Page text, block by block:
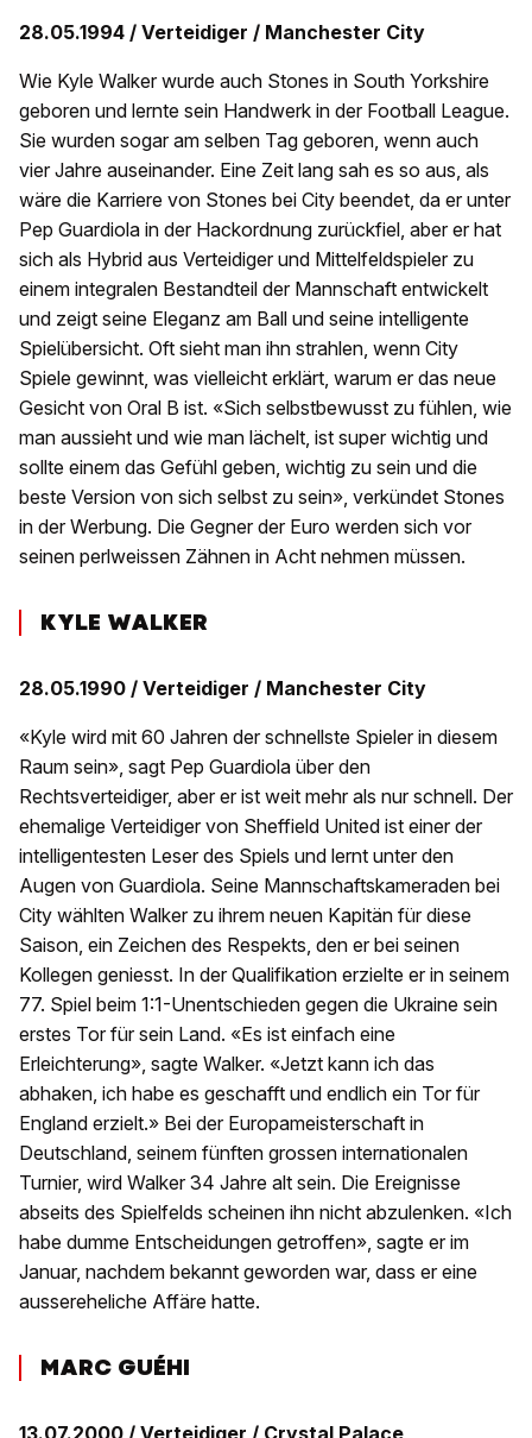
28.05.1994 / Verteidiger / Manchester City
Wie Kyle Walker wurde auch Stones in South Yorkshire
geboren und lernte sein Handwerk in der Football League.
Sie wurden sogar am selben Tag geboren, wenn auch
vier Jahre auseinander. Eine Zeit lang sah es so aus, als
wäre die Karriere von Stones bei City beendet, da er unter
Pep Guardiola in der Hackordnung zurückfiel, aber er hat
sich als Hybrid aus Verteidiger und Mittelfeldspieler zu
einem integralen Bestandteil der Mannschaft entwickelt
und zeigt seine Eleganz am Ball und seine intelligente
Spielübersicht. Oft sieht man ihn strahlen, wenn City
Spiele gewinnt, was vielleicht erklärt, warum er das neue
Gesicht von Oral B ist. «Sich selbstbewusst zu fühlen, wie
man aussieht und wie man lächelt, ist super wichtig und
sollte einem das Gefühl geben, wichtig zu sein und die
beste Version von sich selbst zu sein», verkündet Stones
in der Werbung. Die Gegner der Euro werden sich vor
seinen perlweissen Zähnen in Acht nehmen müssen.
KYLE WALKER
28.05.1990 / Verteidiger / Manchester City
«Kyle wird mit 60 Jahren der schnellste Spieler in diesem
Raum sein», sagt Pep Guardiola über den
Rechtsverteidiger, aber er ist weit mehr als nur schnell. Der
ehemalige Verteidiger von Sheffield United ist einer der
intelligentesten Leser des Spiels und lernt unter den
Augen von Guardiola. Seine Mannschaftskameraden bei
City wählten Walker zu ihrem neuen Kapitän für diese
Saison, ein Zeichen des Respekts, den er bei seinen
Kollegen geniesst. In der Qualifikation erzielte er in seinem
77. Spiel beim 1:1-Unentschieden gegen die Ukraine sein
erstes Tor für sein Land. «Es ist einfach eine
Erleichterung», sagte Walker. «Jetzt kann ich das
abhaken, ich habe es geschafft und endlich ein Tor für
England erzielt.» Bei der Europameisterschaft in
Deutschland, seinem fünften grossen internationalen
Turnier, wird Walker 34 Jahre alt sein. Die Ereignisse
abseits des Spielfelds scheinen ihn nicht abzulenken. «Ich
habe dumme Entscheidungen getroffen», sagte er im
Januar, nachdem bekannt geworden war, dass er eine
aussereheliche Affäre hatte.
MARC GUÉHI